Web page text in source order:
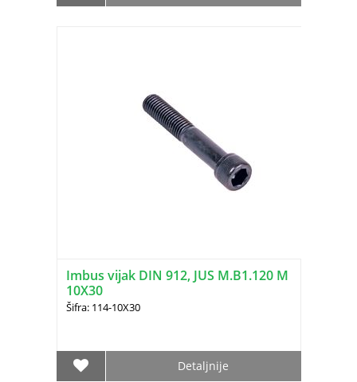
Imbus vijak DIN 912, JUS M.B1.120 M
10X30
Šifra: 114-10X30
Detaljnije